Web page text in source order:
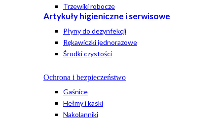
Trzewiki robocze
Artykuły higieniczne i serwisowe
Płyny do dezynfekcji
Rękawiczki jednorazowe
Środki czystości
Ochrona i bezpieczeństwo
Gaśnice
Hełmy i kaski
Nakolanniki